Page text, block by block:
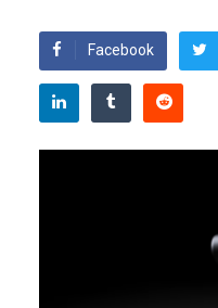
Facebook